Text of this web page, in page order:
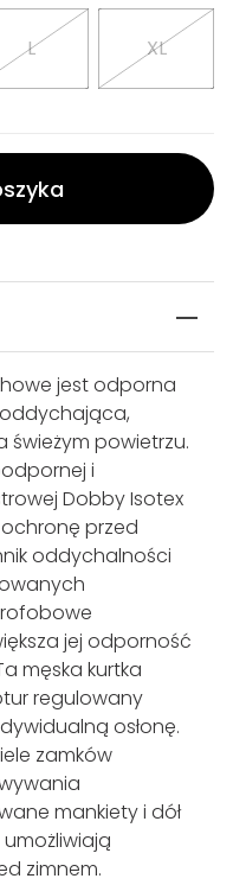
L XL
jest odporna
powietrzu.
i
Dobby Isotex
przed
oddychalności
jej odporność
męska kurtka
regulowany
osłonę.
zamków
mankiety i dół
zimnem.